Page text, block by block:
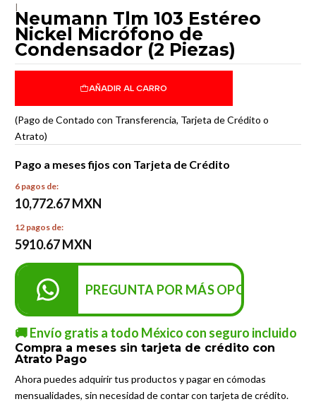
|
Neumann Tlm 103 Estéreo
Nickel Micrófono de
Condensador (2 Piezas)
AÑADIR AL CARRO
(Pago de Contado con Transferencia, Tarjeta de Crédito o
Atrato)
Pago a meses fijos con Tarjeta de Crédito
6 pagos de:
10,772.67 MXN
12 pagos de:
5910.67 MXN
PREGUNTA POR MÁS OPCIONES DE
🚚 Envío gratis a todo México con seguro incluido
Compra a meses sin tarjeta de crédito con
Atrato Pago
Ahora puedes adquirir tus productos y pagar en cómodas
mensualidades, sin necesidad de contar con tarjeta de crédito.